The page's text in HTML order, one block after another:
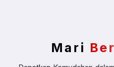
Mari